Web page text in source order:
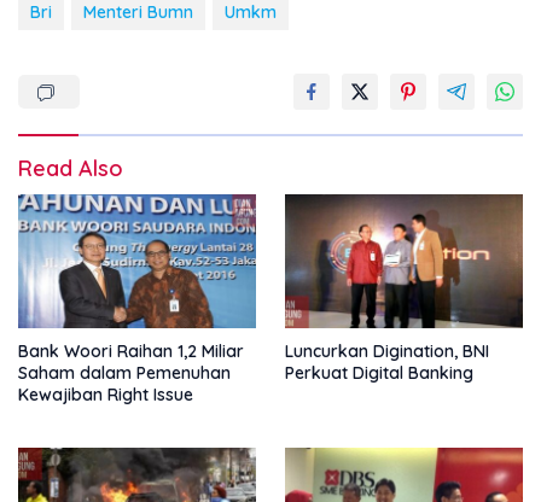
Bri Menteri Bumn Umkm
Read Also
Bank Woori Raihan 1,2 Miliar
Saham dalam Pemenuhan
Kewajiban Right Issue
Luncurkan Digination, BNI
Perkuat Digital Banking